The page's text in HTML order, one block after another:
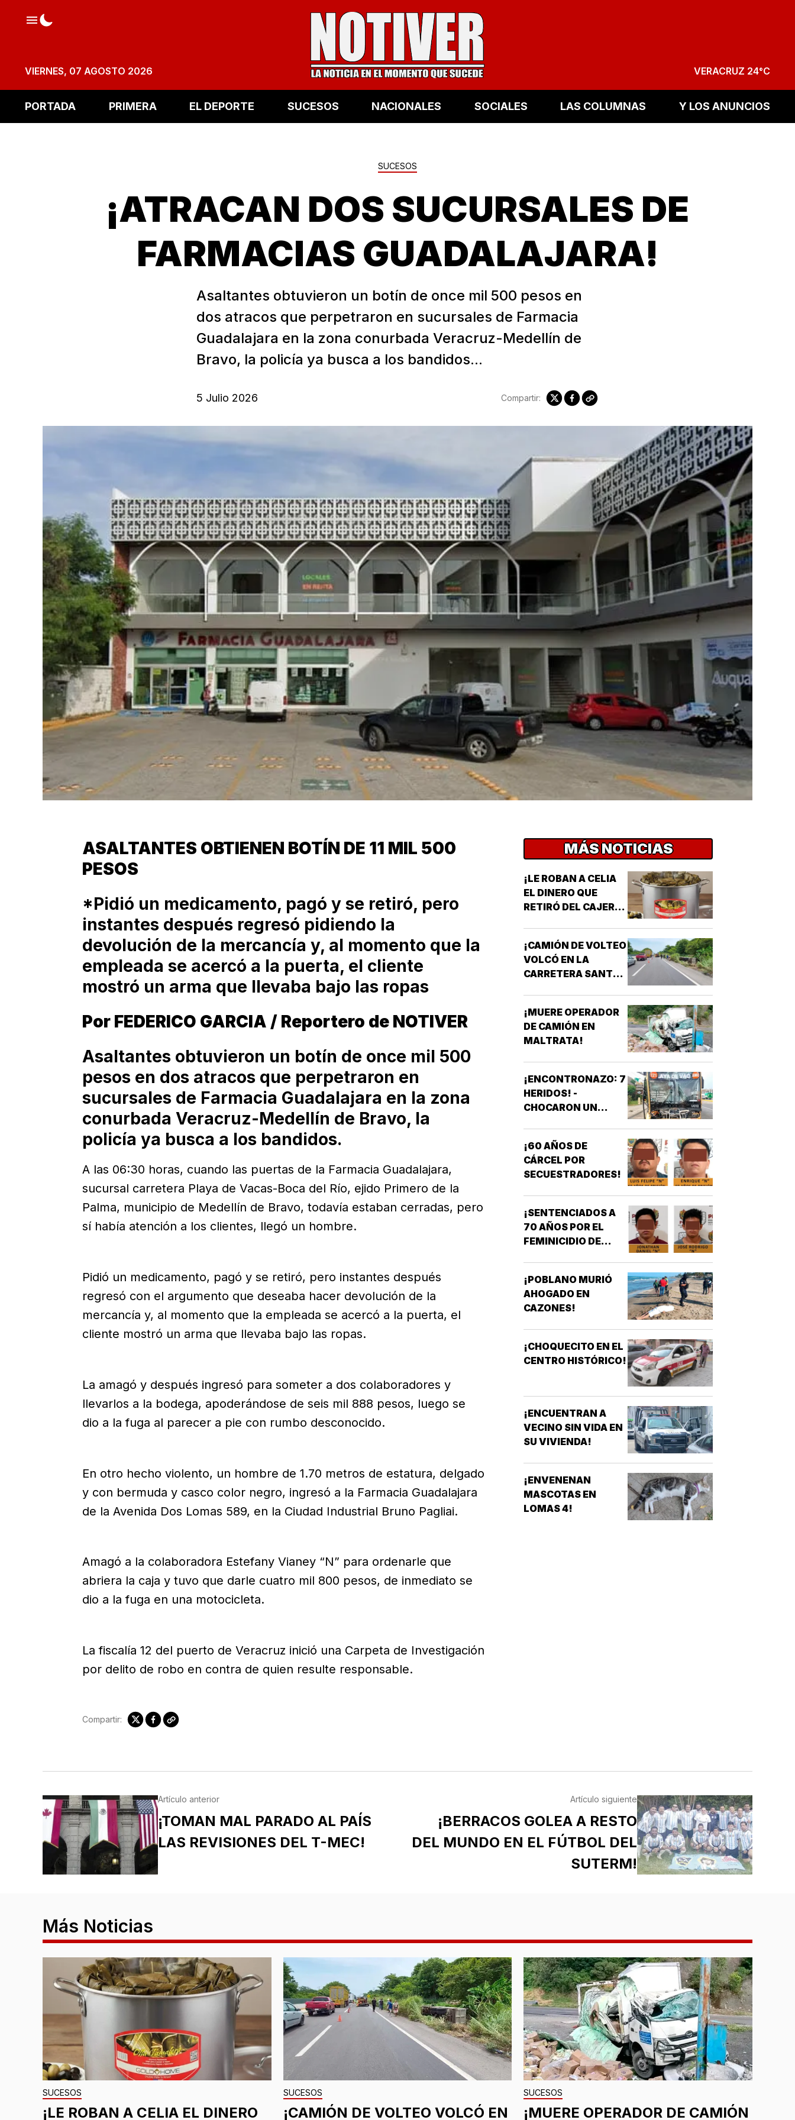
VIERNES, 07 AGOSTO 2026 VERACRUZ 24°C
PORTADA PRIMERA EL DEPORTE SUCESOS NACIONALES SOCIALES LAS COLUMNAS Y LOS ANUNCIOS
SUCESOS
¡ATRACAN DOS SUCURSALES DE
FARMACIAS GUADALAJARA!
Asaltantes obtuvieron un botín de once mil 500 pesos en
dos atracos que perpetraron en sucursales de Farmacia
Guadalajara en la zona conurbada Veracruz-Medellín de
Bravo, la policía ya busca a los bandidos...
5 Julio 2026 Compartir:
ASALTANTES OBTIENEN BOTÍN DE 11 MIL 500
PESOS
*Pidió un medicamento, pagó y se retiró, pero
instantes después regresó pidiendo la
devolución de la mercancía y, al momento que la
empleada se acercó a la puerta, el cliente
mostró un arma que llevaba bajo las ropas
Por FEDERICO GARCIA / Reportero de NOTIVER
Asaltantes obtuvieron un botín de once mil 500
pesos en dos atracos que perpetraron en
sucursales de Farmacia Guadalajara en la zona
conurbada Veracruz-Medellín de Bravo, la
policía ya busca a los bandidos.
A las 06:30 horas, cuando las puertas de la Farmacia Guadalajara,
sucursal carretera Playa de Vacas-Boca del Río, ejido Primero de la
Palma, municipio de Medellín de Bravo, todavía estaban cerradas, pero
sí había atención a los clientes, llegó un hombre.
Pidió un medicamento, pagó y se retiró, pero instantes después
regresó con el argumento que deseaba hacer devolución de la
mercancía y, al momento que la empleada se acercó a la puerta, el
cliente mostró un arma que llevaba bajo las ropas.
La amagó y después ingresó para someter a dos colaboradores y
llevarlos a la bodega, apoderándose de seis mil 888 pesos, luego se
dio a la fuga al parecer a pie con rumbo desconocido.
En otro hecho violento, un hombre de 1.70 metros de estatura, delgado
y con bermuda y casco color negro, ingresó a la Farmacia Guadalajara
de la Avenida Dos Lomas 589, en la Ciudad Industrial Bruno Pagliai.
Amagó a la colaboradora Estefany Vianey “N” para ordenarle que
abriera la caja y tuvo que darle cuatro mil 800 pesos, de inmediato se
dio a la fuga en una motocicleta.
La fiscalía 12 del puerto de Veracruz inició una Carpeta de Investigación
por delito de robo en contra de quien resulte responsable.
Compartir:
MÁS NOTICIAS
¡LE ROBAN A CELIA
EL DINERO QUE
RETIRÓ DEL CAJERO
¡CAMIÓN DE VOLTEO
VOLCÓ EN LA
CARRETERA SANTA
¡MUERE OPERADOR
DE CAMIÓN EN
MALTRATA!
¡ENCONTRONAZO: 7
HERIDOS! -
CHOCARON UN
LOS AZULES EN LA
TAMPIQUERA
¡60 AÑOS DE
CÁRCEL POR
SECUESTRADORES!
¡SENTENCIADOS A
70 AÑOS POR EL
FEMINICIDIO DE
¡POBLANO MURIÓ
AHOGADO EN
CAZONES!
¡CHOQUECITO EN EL
CENTRO HISTÓRICO!
¡ENCUENTRAN A
VECINO SIN VIDA EN
SU VIVIENDA!
¡ENVENENAN
MASCOTAS EN
LOMAS 4!
Artículo anterior
¡TOMAN MAL PARADO AL PAÍS
LAS REVISIONES DEL T-MEC!
Artículo siguiente
¡BERRACOS GOLEA A RESTO
DEL MUNDO EN EL FÚTBOL DEL
SUTERM!
Más Noticias
SUCESOS
¡LE ROBAN A CELIA EL DINERO
SUCESOS
¡CAMIÓN DE VOLTEO VOLCÓ EN
SUCESOS
¡MUERE OPERADOR DE CAMIÓN